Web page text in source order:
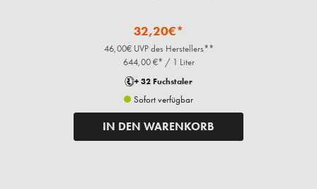
32,20€*
46,00€ UVP des Herstellers**
644,00 €* / 1 Liter
+ 32 Fuchstaler
Sofort verfügbar
IN DEN WARENKORB